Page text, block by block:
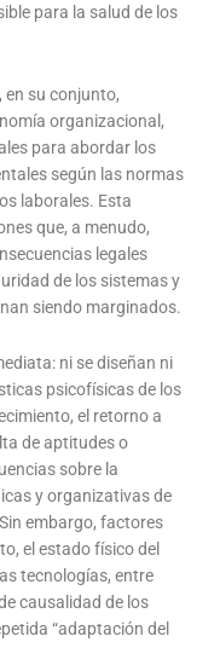
para la salud de los
en su conjunto,
organizacional,
para abordar los
según las normas
laborales. Esta
que, a menudo,
legales
de los sistemas y
siendo marginados.
ni se diseñan ni
psicofísicas de los
el retorno a
de aptitudes o
sobre la
y organizativas de
embargo, factores
el estado físico del
tecnologías, entre
causalidad de los
“adaptación del